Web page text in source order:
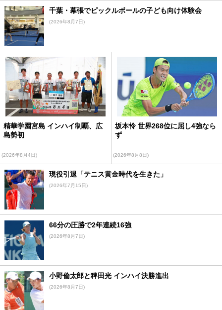
千葉・幕張でピックルボールの子ども向け体験会
(2026年8月7日)
精華学園宮島 インハイ制覇、広
島勢初
(2026年8月4日)
坂本怜 世界268位に屈し4強なら
ず
(2026年8月8日)
現役引退「テニス黄金時代を生きた」
(2026年7月15日)
66分の圧勝で2年連続16強
(2026年8月7日)
小野倫太郎と稗田光 インハイ決勝進出
(2026年8月7日)